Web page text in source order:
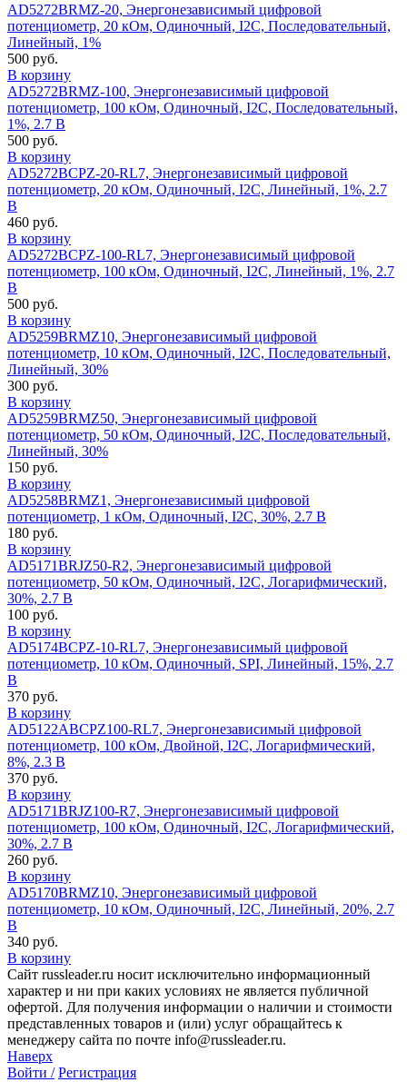
AD5272BRMZ-20, Энергонезависимый цифровой
потенциометр, 20 кОм, Одиночный, I2C, Последовательный,
Линейный, 1%
500 руб.
В корзину
AD5272BRMZ-100, Энергонезависимый цифровой
потенциометр, 100 кОм, Одиночный, I2C, Последовательный,
1%, 2.7 В
500 руб.
В корзину
AD5272BCPZ-20-RL7, Энергонезависимый цифровой
потенциометр, 20 кОм, Одиночный, I2C, Линейный, 1%, 2.7
В
460 руб.
В корзину
AD5272BCPZ-100-RL7, Энергонезависимый цифровой
потенциометр, 100 кОм, Одиночный, I2C, Линейный, 1%, 2.7
В
500 руб.
В корзину
AD5259BRMZ10, Энергонезависимый цифровой
потенциометр, 10 кОм, Одиночный, I2C, Последовательный,
Линейный, 30%
300 руб.
В корзину
AD5259BRMZ50, Энергонезависимый цифровой
потенциометр, 50 кОм, Одиночный, I2C, Последовательный,
Линейный, 30%
150 руб.
В корзину
AD5258BRMZ1, Энергонезависимый цифровой
потенциометр, 1 кОм, Одиночный, I2C, 30%, 2.7 В
180 руб.
В корзину
AD5171BRJZ50-R2, Энергонезависимый цифровой
потенциометр, 50 кОм, Одиночный, I2C, Логарифмический,
30%, 2.7 В
100 руб.
В корзину
AD5174BCPZ-10-RL7, Энергонезависимый цифровой
потенциометр, 10 кОм, Одиночный, SPI, Линейный, 15%, 2.7
В
370 руб.
В корзину
AD5122ABCPZ100-RL7, Энергонезависимый цифровой
потенциометр, 100 кОм, Двойной, I2C, Логарифмический,
8%, 2.3 В
370 руб.
В корзину
AD5171BRJZ100-R7, Энергонезависимый цифровой
потенциометр, 100 кОм, Одиночный, I2C, Логарифмический,
30%, 2.7 В
260 руб.
В корзину
AD5170BRMZ10, Энергонезависимый цифровой
потенциометр, 10 кОм, Одиночный, I2C, Линейный, 20%, 2.7
В
340 руб.
В корзину
Сайт russleader.ru носит исключительно информационный
характер и ни при каких условиях не является публичной
офертой. Для получения информации о наличии и стоимости
представленных товаров и (или) услуг обращайтесь к
менеджеру сайта по почте info@russleader.ru.
Наверх
Войти / Регистрация